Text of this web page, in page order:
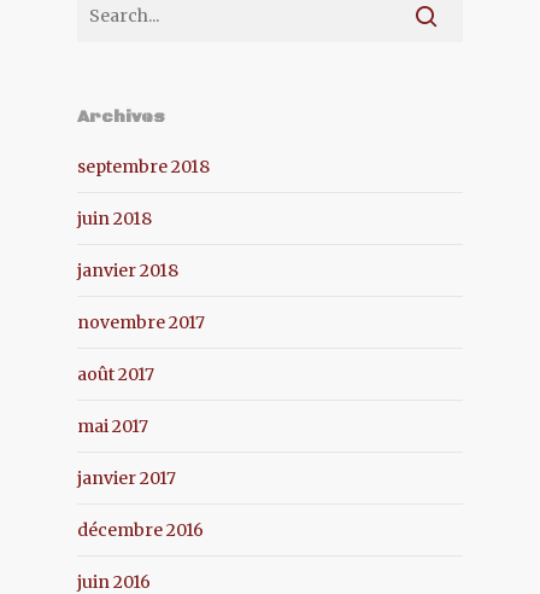
Archives
septembre 2018
juin 2018
janvier 2018
novembre 2017
août 2017
mai 2017
janvier 2017
décembre 2016
juin 2016